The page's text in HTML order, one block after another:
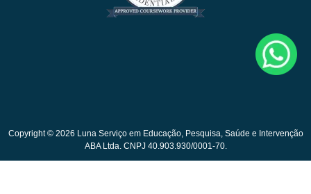
Copyright © 2026 Luna Serviço em Educação, Pesquisa, Saúde e Intervenção
ABA Ltda. CNPJ 40.903.930/0001-70.